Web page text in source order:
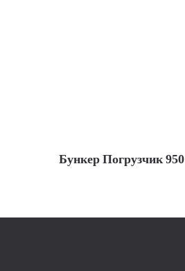
Бункер Погрузчик 950